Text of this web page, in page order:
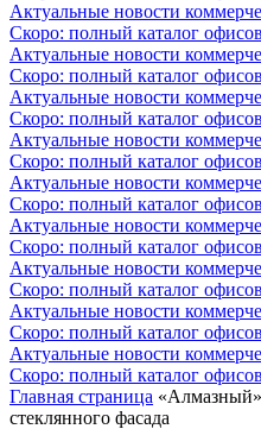
Актуальные новости
Скоро: полный каталог
Актуальные новости
Скоро: полный каталог
Актуальные новости
Скоро: полный каталог
Актуальные новости
Скоро: полный каталог
Актуальные новости
Скоро: полный каталог
Актуальные новости
Скоро: полный каталог
Актуальные новости
Скоро: полный каталог
Актуальные новости
Скоро: полный каталог
Актуальные новости
Скоро: полный каталог
Главная страница
стеклянного фасада